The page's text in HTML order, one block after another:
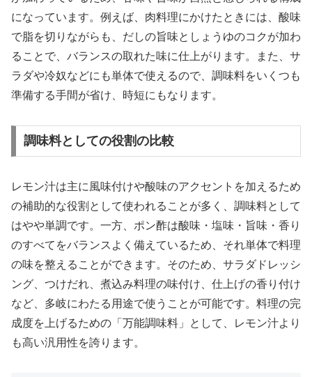
になっています。例えば、肉料理にかけたときには、酸味
で脂を切りながらも、だしの旨味としょうゆのコクが加わ
ることで、バランスの取れた味に仕上がります。また、サ
ラダや冷奴などにも単体で使えるので、調味料をいくつも
準備する手間が省け、時短にもなります。
調味料としての役割の比較
レモン汁は主に風味付けや酸味のアクセントを加えるため
の補助的な役割として使われることが多く、調味料として
はやや単調です。一方、ポン酢は酸味・塩味・旨味・香り
のすべてをバランスよく備えているため、それ単体で料理
の味を整えることができます。そのため、サラダドレッシ
ング、つけだれ、煮込み料理の味付け、仕上げの香り付け
など、多岐にわたる用途で使うことが可能です。料理の完
成度を上げるための「万能調味料」として、レモン汁より
も高い汎用性を誇ります。